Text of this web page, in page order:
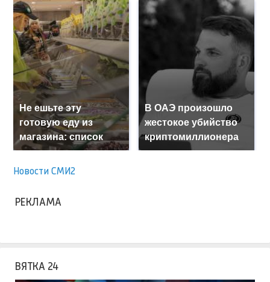
Не ешьте эту
готовую еду из
магазина: список
В ОАЭ произошло
жестокое убийство
криптомиллионера
Новости СМИ2
РЕКЛАМА
ВЯТКА 24